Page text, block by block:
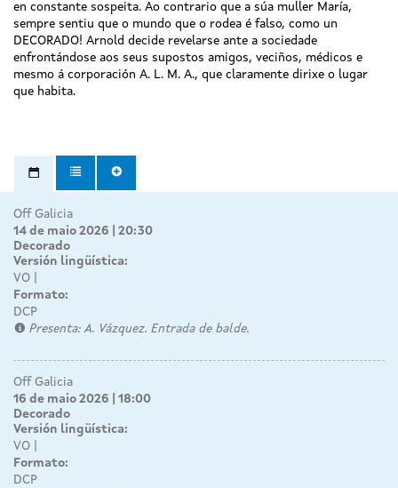
en constante sospeita. Ao contrario que a súa muller María,
sempre sentiu que o mundo que o rodea é falso, como un
DECORADO! Arnold decide revelarse ante a sociedade
enfrontándose aos seus supostos amigos, veciños, médicos e
mesmo á corporación A. L. M. A., que claramente dirixe o lugar
que habita.
Off Galicia
14 de maio 2026 | 20:30
Decorado
Versión lingüística:
VO
Formato:
DCP
Presenta: A. Vázquez. Entrada de balde.
Off Galicia
16 de maio 2026 | 18:00
Decorado
Versión lingüística:
VO
Formato:
DCP